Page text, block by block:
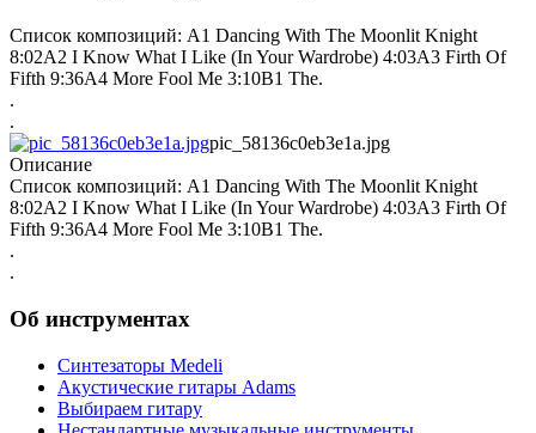
Список композиций: A1 Dancing With The Moonlit Knight
8:02A2 I Know What I Like (In Your Wardrobe) 4:03A3 Firth Of
Fifth 9:36A4 More Fool Me 3:10B1 The.
.
.
pic_58136c0eb3e1a.jpg
Описание
Список композиций: A1 Dancing With The Moonlit Knight
8:02A2 I Know What I Like (In Your Wardrobe) 4:03A3 Firth Of
Fifth 9:36A4 More Fool Me 3:10B1 The.
.
.
Об инструментах
Синтезаторы Мedeli
Акустические гитары Adams
Выбираем гитару